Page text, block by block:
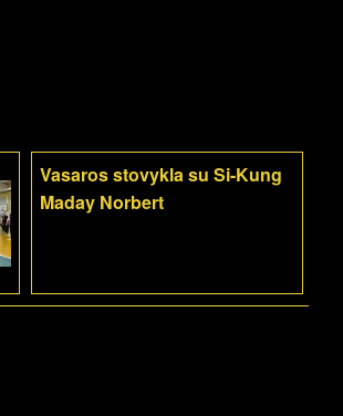
Vasaros stovykla su Si-Kung
Maday Norbert